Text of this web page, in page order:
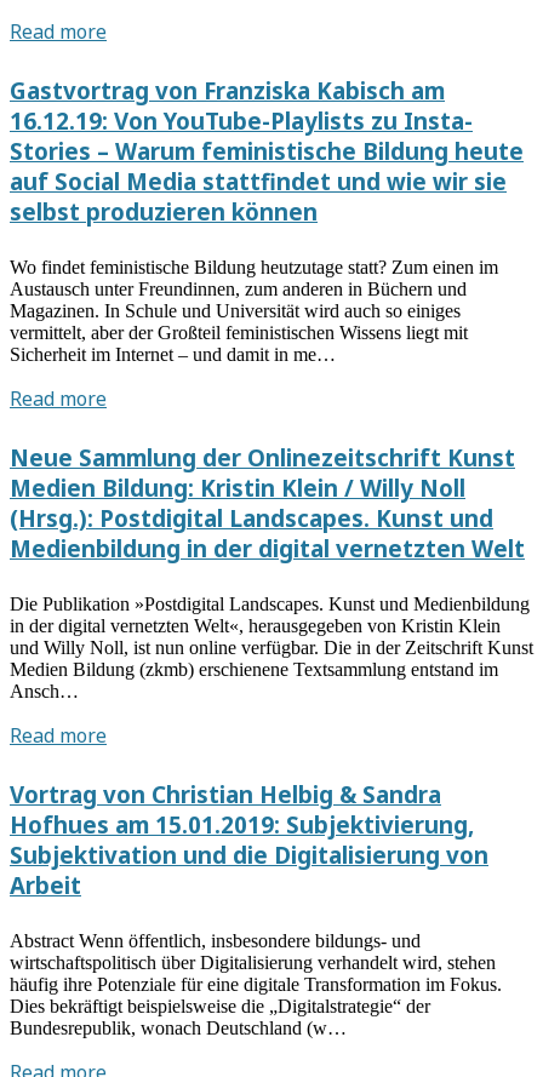
Read moreVortrag
Felicitas
Macgilchrist
am
21.01.20:
Datafizierte
Schulen?
und
Designentscheidungen
in
der
Gastvortrag von Franziska Kabisch am
16.12.19: Von YouTube-Playlists zu Insta-
Stories – Warum feministische Bildung heute
auf Social Media stattfindet und wie wir sie
selbst produzieren können
Wo findet feministische Bildung heutzutage statt? Zum einen im
Austausch unter Freundinnen, zum anderen in Büchern und
Magazinen. In Schule und Universität wird auch so einiges
vermittelt, aber der Großteil feministischen Wissens liegt mit
Sicherheit im Internet – und damit in me…
Read moreGastvortrag
Franziska
Kabisch
am
16.12.19:
Von
Playlists
zu
Insta-
Warum
Bildung
heute
auf
stattfindet
und
wie
wir
sie
Neue Sammlung der Onlinezeitschrift Kunst
Medien Bildung: Kristin Klein / Willy Noll
(Hrsg.): Postdigital Landscapes. Kunst und
Medienbildung in der digital vernetzten Welt
Die Publikation »Postdigital Landscapes. Kunst und Medienbildung
in der digital vernetzten Welt«, herausgegeben von Kristin Klein
und Willy Noll, ist nun online verfügbar. Die in der Zeitschrift Kunst
Medien Bildung (zkmb) erschienene Textsammlung entstand im
Ansch…
Read moreNeue
der
Onlinezeitschrift
Kunst
Medien
Klein
/
Willy
Noll
Vortrag von Christian Helbig & Sandra
Hofhues am 15.01.2019: Subjektivierung,
Subjektivation und die Digitalisierung von
Arbeit
Abstract Wenn öffentlich, insbesondere bildungs- und
wirtschaftspolitisch über Digitalisierung verhandelt wird, stehen
häufig ihre Potenziale für eine digitale Transformation im Fokus.
Dies bekräftigt beispielsweise die „Digitalstrategie“ der
Bundesrepublik, wonach Deutschland (w…
Vortrag